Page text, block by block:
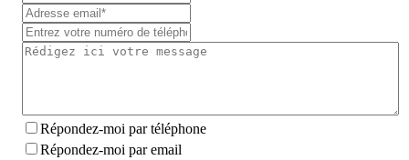
Répondez-moi par téléphone
Répondez-moi par email